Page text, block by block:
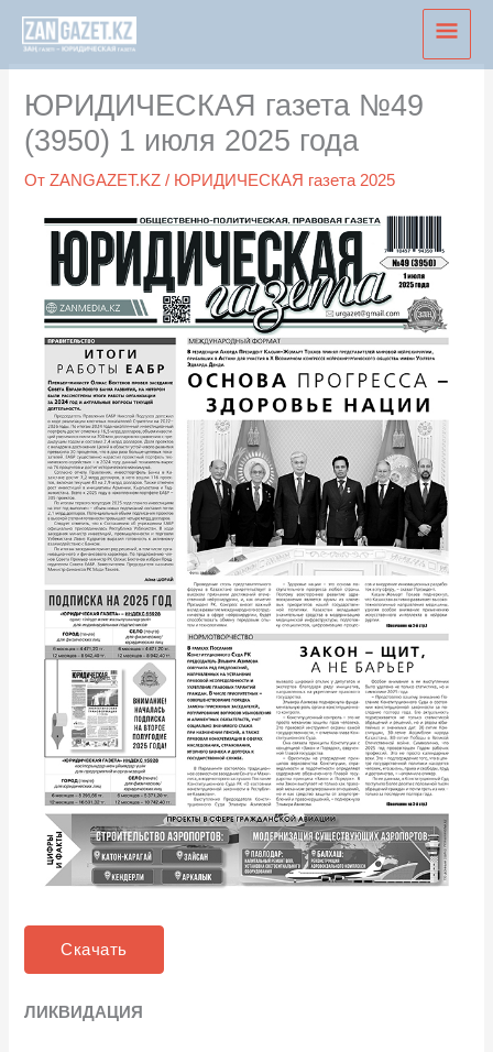
Перейти
содержимому
ЮРИДИЧЕСКАЯ газета №49
(3950) 1 июля 2025 года
ОтZANGAZET.KZ/ ЮРИДИЧЕСКАЯ газета 2025
Скачать
ЛИКВИДАЦИЯ